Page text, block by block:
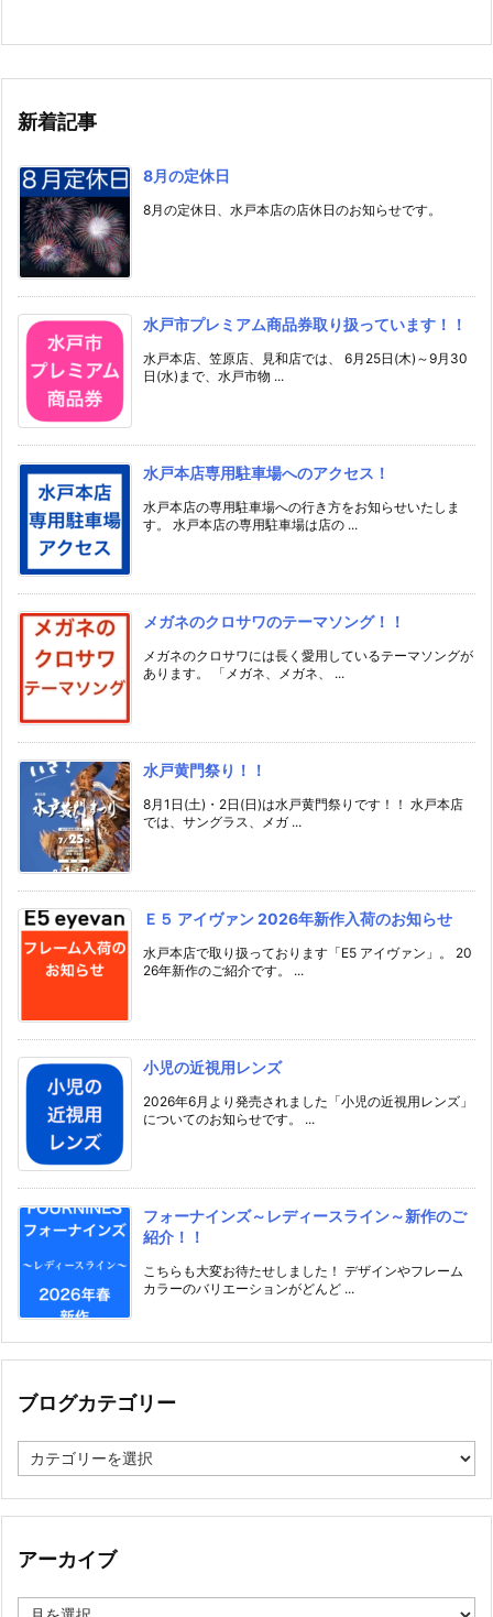
新着記事
8月の定休日
8月の定休日、水戸本店の店休日のお知らせです。
水戸市プレミアム商品券取り扱っています！！
水戸本店、笠原店、見和店では、 6月25日(木)～9月30
日(水)まで、水戸市物 ...
水戸本店専用駐車場へのアクセス！
水戸本店の専用駐車場への行き方をお知らせいたしま
す。 水戸本店の専用駐車場は店の ...
メガネのクロサワのテーマソング！！
メガネのクロサワには長く愛用しているテーマソングが
あります。 「メガネ、メガネ、 ...
水戸黄門祭り！！
8月1日(土)・2日(日)は水戸黄門祭りです！！ 水戸本店
では、サングラス、メガ ...
Ｅ５ アイヴァン 2026年新作入荷のお知らせ
水戸本店で取り扱っております「E5 アイヴァン」。 20
26年新作のご紹介です。 ...
小児の近視用レンズ
2026年6月より発売されました「小児の近視用レンズ」
についてのお知らせです。 ...
フォーナインズ～レディースライン～新作のご
紹介！！
こちらも大変お待たせしました！ デザインやフレーム
カラーのバリエーションがどんど ...
ブログカテゴリー
ロ
カ
ゴ
ー
アーカイブ